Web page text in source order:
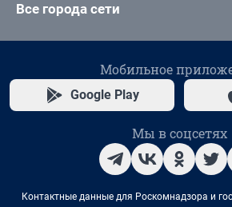
Все города сети
Мобильное
Google Play
Мы в соцсетях
Контактные данные для Роскомнадзора и